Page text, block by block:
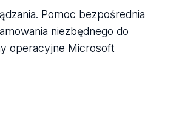
Pomoc bezpośrednia
niezbędnego do
operacyjne Microsoft